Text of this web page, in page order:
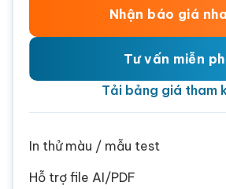
Nhận báo giá
Tư vấn miễn
Tải bảng giá tham
In thử màu / mẫu test
Hỗ trợ file AI/PDF